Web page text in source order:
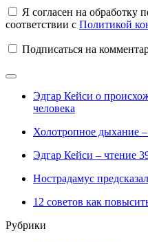
Я согласен на обработку
соответствии с Политикой
Подписаться на
Эдгар Кейси о
человека
Холотропное дыхание
Эдгар Кейси – чтение
Нострадамус
12 советов как
Рубрики